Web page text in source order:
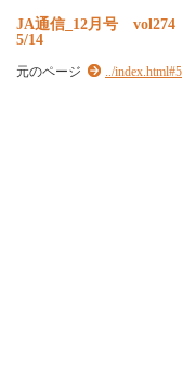
JA通信_ 12月 号 vol274
5/14
元のページ ../index.html#5